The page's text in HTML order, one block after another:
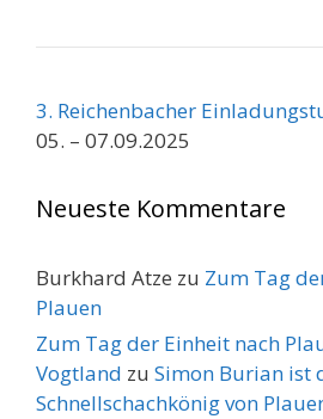
3. Reichenbacher
05. – 07.09.2025
Neueste Kommentare
Burkhard Atze zu Zum Tag
Plauen
Zum Tag der Einheit nach
Vogtland zu Simon Burian ist
Schnellschachkönig von